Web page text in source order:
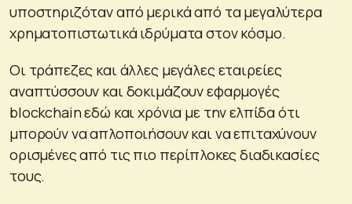
υποστηριζόταν από μερικά από τα μεγαλύτερα
χρηματοπιστωτικά ιδρύματα στον κόσμο.
Οι τράπεζες και άλλες μεγάλες εταιρείες
αναπτύσσουν και δοκιμάζουν εφαρμογές
blockchain εδώ και χρόνια με την ελπίδα ότι
μπορούν να απλοποιήσουν και να επιταχύνουν
ορισμένες από τις πιο περίπλοκες διαδικασίες
τους.